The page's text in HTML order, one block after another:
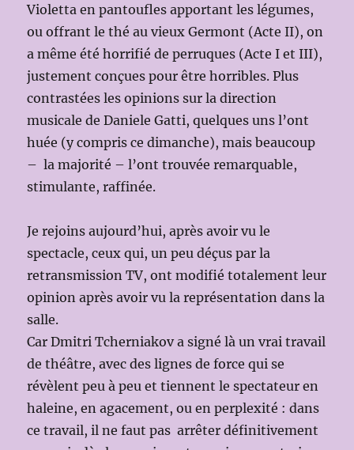
Violetta en pantoufles apportant les légumes,
ou offrant le thé au vieux Germont (Acte II), on
a même été horrifié de perruques (Acte I et III),
justement conçues pour être horribles. Plus
contrastées les opinions sur la direction
musicale de Daniele Gatti, quelques uns l’ont
huée (y compris ce dimanche), mais beaucoup
– la majorité – l’ont trouvée remarquable,
stimulante, raffinée.
Je rejoins aujourd’hui, après avoir vu le
spectacle, ceux qui, un peu déçus par la
retransmission TV, ont modifié totalement leur
opinion après avoir vu la représentation dans la
salle.
Car Dmitri Tcherniakov a signé là un vrai travail
de théâtre, avec des lignes de force qui se
révèlent peu à peu et tiennent le spectateur en
haleine, en agacement, ou en perplexité : dans
ce travail, il ne faut pas arrêter définitivement